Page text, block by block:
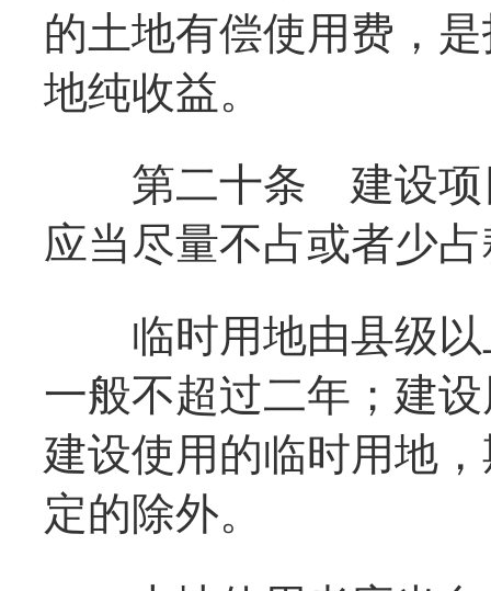
的土地有偿使用费，
地纯收益。
第二十条 建设项
应当尽量不占或者少
临时用地由县级以
一般不超过二年；建
建设使用的临时用地
定的除外。